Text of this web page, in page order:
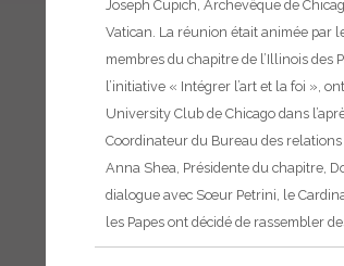
Joseph Cupich, Archevêque de
Vatican. La réunion était animée par
membres du chapitre de l’Illinois des
l’initiative « Intégrer l’art et la foi »,
University Club de Chicago dans
Coordinateur du Bureau des
Anna Shea, Présidente du chapitre,
dialogue avec Sœur Petrini, le
les Papes ont décidé de rassembler